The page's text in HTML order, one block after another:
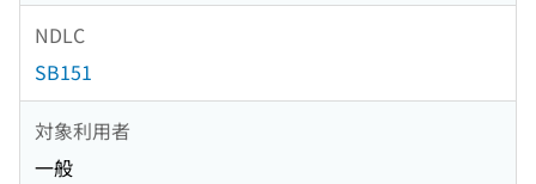
NDLC
SB151
対象利用者
一般